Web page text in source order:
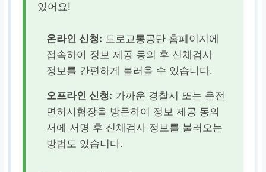
있어요!
온라인 신청: 도로교통공단 홈페이지에
접속하여 정보 제공 동의 후 신체검사
정보를 간편하게 불러올 수 있습니다.
오프라인 신청: 가까운 경찰서 또는 운전
면허시험장을 방문하여 정보 제공 동의
서에 서명 후 신체검사 정보를 불러오는
방법도 있습니다.